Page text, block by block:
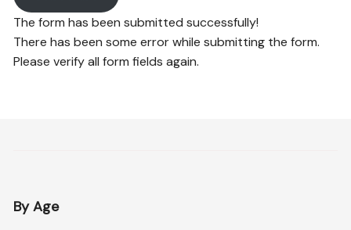
The form has been submitted successfully!
There has been some error while submitting the form.
Please verify all form fields again.
By Age